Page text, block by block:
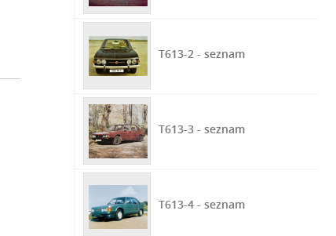
T613-2 - seznam
T613-3 - seznam
T613-4 - seznam